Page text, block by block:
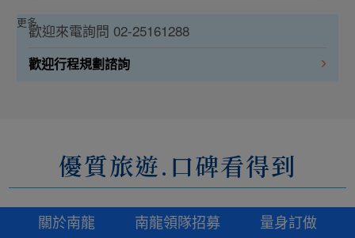
歡迎來電詢問 02-25161288
歡迎行程規劃諮詢
更多
優質旅遊.口碑看得到
關於南龍 南龍領隊招募 量身訂做